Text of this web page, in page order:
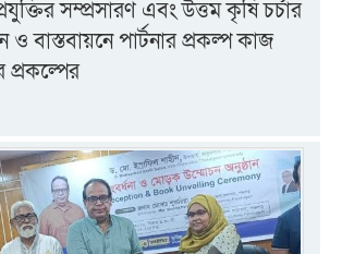
সম্প্রসারণ এবং উত্তম কৃষি চর্চার
বাস্তবায়নে পার্টনার প্রকল্প কাজ
প্রকল্পের